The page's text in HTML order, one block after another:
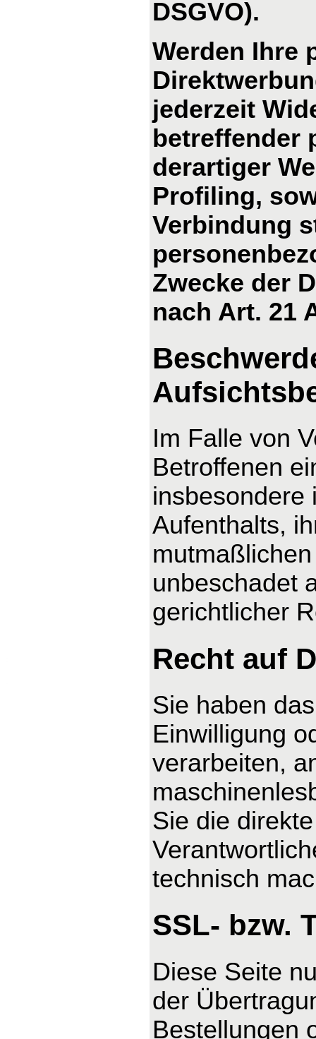
DSGVO).
Werden Ihre
jederzeit
betreffender
derartiger
Profiling,
Verbindung
Zwecke der
nach Art. 21
Im Falle von
Betroffenen
insbesondere
Aufenthalts,
unbeschadet
gerichtlicher
Recht auf
Sie haben
Einwilligung
verarbeiten,
Sie die
technisch
SSL- bzw.
Diese Seite
der
Bestellungen